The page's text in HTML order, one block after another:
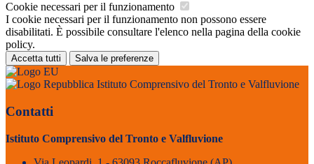
Cookie necessari per il funzionamento
I cookie necessari per il funzionamento non possono essere
disabilitati. È possibile consultare l'elenco nella pagina della cookie
policy.
Accetta tutti Salva le preferenze
Istituto Comprensivo del Tronto e Valfluvione
Contatti
Istituto Comprensivo del Tronto e Valfluvione